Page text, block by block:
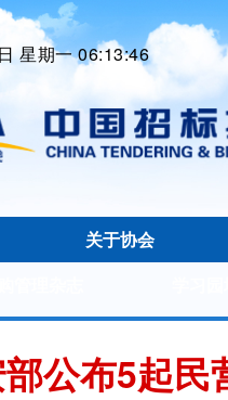
星期一 06:13:47
关于协会
公布5起民